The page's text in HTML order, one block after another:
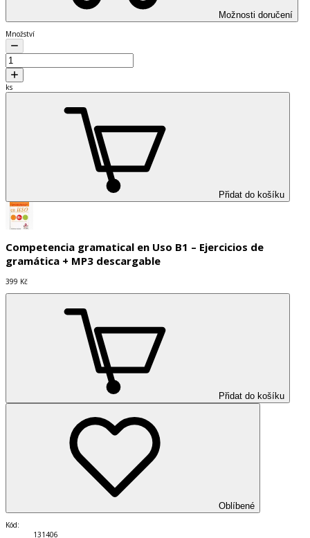
Možnosti doručení
Množství
ks
Přidat do košíku
Competencia gramatical en Uso B1 – Ejercicios de
gramática + MP3 descargable
399 Kč
Přidat do košíku
Oblíbené
Kód:
131406